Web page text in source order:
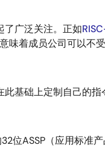
了广泛关注。正如
着成员公司可以不
基础上定制自己的
位ASSP（应用标准产